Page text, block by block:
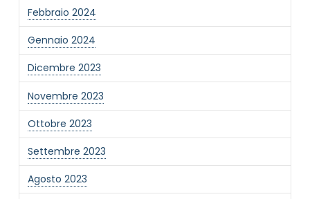
Febbraio 2024
Gennaio 2024
Dicembre 2023
Novembre 2023
Ottobre 2023
Settembre 2023
Agosto 2023